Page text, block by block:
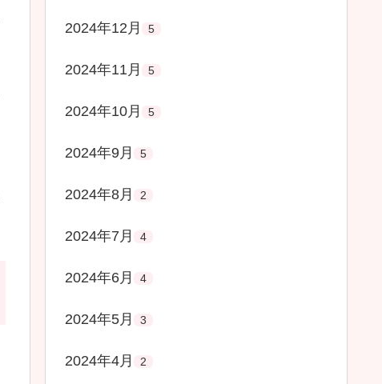
2024年12月 5
2024年11月 5
2024年10月 5
2024年9月 5
2024年8月 2
2024年7月 4
2024年6月 4
2024年5月 3
2024年4月 2